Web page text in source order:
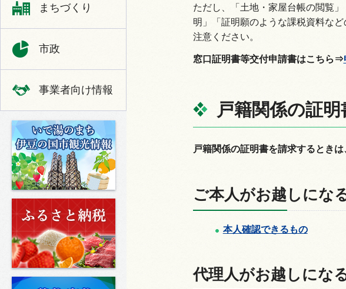
まちづくり
市政
事業者向け情報
いで湯のまち 伊豆の国市の観光情報
ただし、「土地・家屋台帳の閲覧
明」「証明願のような課税資料な
注意ください。
窓口証明書等交付申請書はこちら⇒
戸籍関係の証明
戸籍関係の証明書を請求するとき
ご本人がお越しにな
本人確認できるもの
代理人がお越しにな